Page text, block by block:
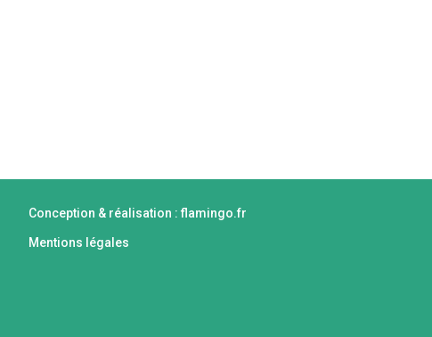
Conception & réalisation : flamingo.fr
Mentions légales